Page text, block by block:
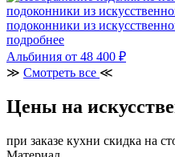
подоконники из
подробнее
Альбиния от 48 400 ₽
≫ Смотреть все ≪
Цены на
при заказе кухни скидка на